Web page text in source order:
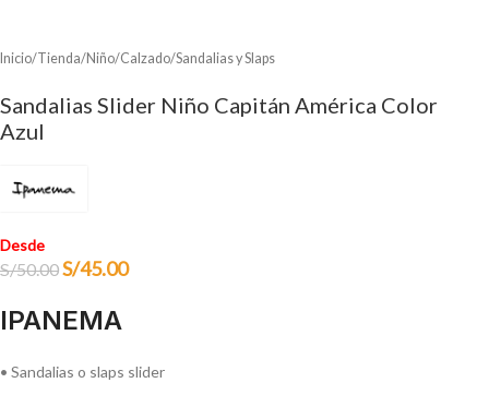
Inicio/Tienda/Niño/Calzado/Sandalias y Slaps
Sandalias Slider Niño Capitán América Color
Azul
Desde
S/50.00S/45.00
IPANEMA
• Sandalias o slaps slider